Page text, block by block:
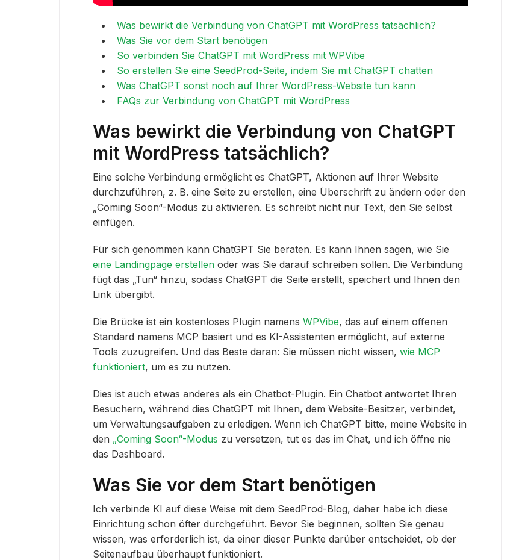
Was bewirkt die Verbindung von ChatGPT mit WordPress tatsächlich?
Was Sie vor dem Start benötigen
So verbinden Sie ChatGPT mit WordPress mit WPVibe
So erstellen Sie eine SeedProd-Seite, indem Sie mit ChatGPT chatten
Was ChatGPT sonst noch auf Ihrer WordPress-Website tun kann
FAQs zur Verbindung von ChatGPT mit WordPress
Was bewirkt die Verbindung von ChatGPT
mit WordPress tatsächlich?
Eine solche Verbindung ermöglicht es ChatGPT, Aktionen auf Ihrer Website
durchzuführen, z. B. eine Seite zu erstellen, eine Überschrift zu ändern oder den
„Coming Soon“-Modus zu aktivieren. Es schreibt nicht nur Text, den Sie selbst
einfügen.
Für sich genommen kann ChatGPT Sie beraten. Es kann Ihnen sagen, wie Sie
eine Landingpage erstellen oder was Sie darauf schreiben sollen. Die Verbindung
fügt das „Tun“ hinzu, sodass ChatGPT die Seite erstellt, speichert und Ihnen den
Link übergibt.
Die Brücke ist ein kostenloses Plugin namens WPVibe, das auf einem offenen
Standard namens MCP basiert und es KI-Assistenten ermöglicht, auf externe
Tools zuzugreifen. Und das Beste daran: Sie müssen nicht wissen, wie MCP
funktioniert, um es zu nutzen.
Dies ist auch etwas anderes als ein Chatbot-Plugin. Ein Chatbot antwortet Ihren
Besuchern, während dies ChatGPT mit Ihnen, dem Website-Besitzer, verbindet,
um Verwaltungsaufgaben zu erledigen. Wenn ich ChatGPT bitte, meine Website in
den „Coming Soon“-Modus zu versetzen, tut es das im Chat, und ich öffne nie
das Dashboard.
Was Sie vor dem Start benötigen
Ich verbinde KI auf diese Weise mit dem SeedProd-Blog, daher habe ich diese
Einrichtung schon öfter durchgeführt. Bevor Sie beginnen, sollten Sie genau
wissen, was erforderlich ist, da einer dieser Punkte darüber entscheidet, ob der
Seitenaufbau überhaupt funktioniert.